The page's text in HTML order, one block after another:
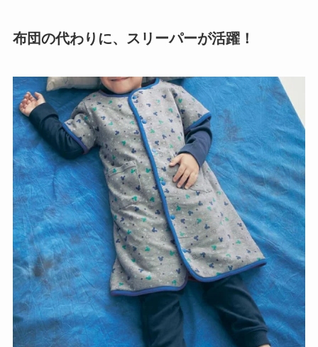
布団の代わりに、スリーパーが活躍！